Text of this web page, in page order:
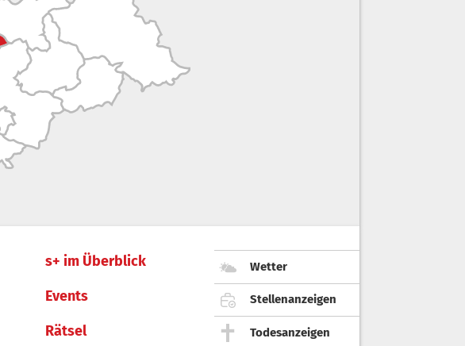
s+ im Überblick
Events
Rätsel
Wetter
Stellenanzeigen
Todesanzeigen